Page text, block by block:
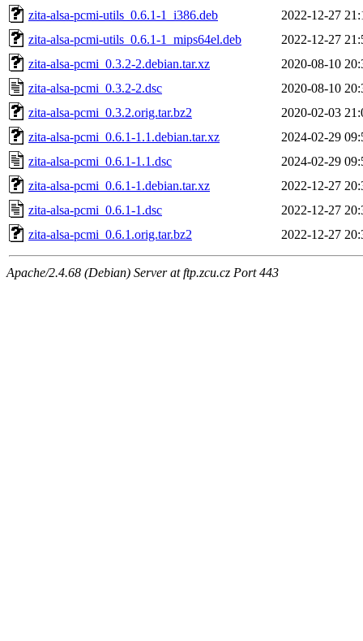
zita-alsa-pcmi-utils_0.6.1-1_i386.deb
2022-12-27
zita-alsa-pcmi-utils_0.6.1-1_mips64el.deb
2022-12-27
zita-alsa-pcmi_0.3.2-2.debian.tar.xz
2020-08-10
zita-alsa-pcmi_0.3.2-2.dsc
2020-08-10
zita-alsa-pcmi_0.3.2.orig.tar.bz2
2020-02-03
zita-alsa-pcmi_0.6.1-1.1.debian.tar.xz
2024-02-29
zita-alsa-pcmi_0.6.1-1.1.dsc
2024-02-29
zita-alsa-pcmi_0.6.1-1.debian.tar.xz
2022-12-27
zita-alsa-pcmi_0.6.1-1.dsc
2022-12-27
zita-alsa-pcmi_0.6.1.orig.tar.bz2
2022-12-27
Apache/2.4.68 (Debian) Server at ftp.zcu.cz Port 443